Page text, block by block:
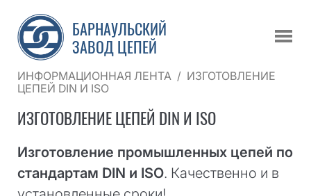
БАРНАУЛЬСКИЙ
ЗАВОД ЦЕПЕЙ
ИНФОРМАЦИОННАЯ ЛЕНТА / ИЗГОТОВЛЕНИЕ
ЦЕПЕЙ DIN И ISO
ИЗГОТОВЛЕНИЕ ЦЕПЕЙ DIN И ISO
Изготовление промышленных цепей по
стандартам DIN и ISO. Качественно и в